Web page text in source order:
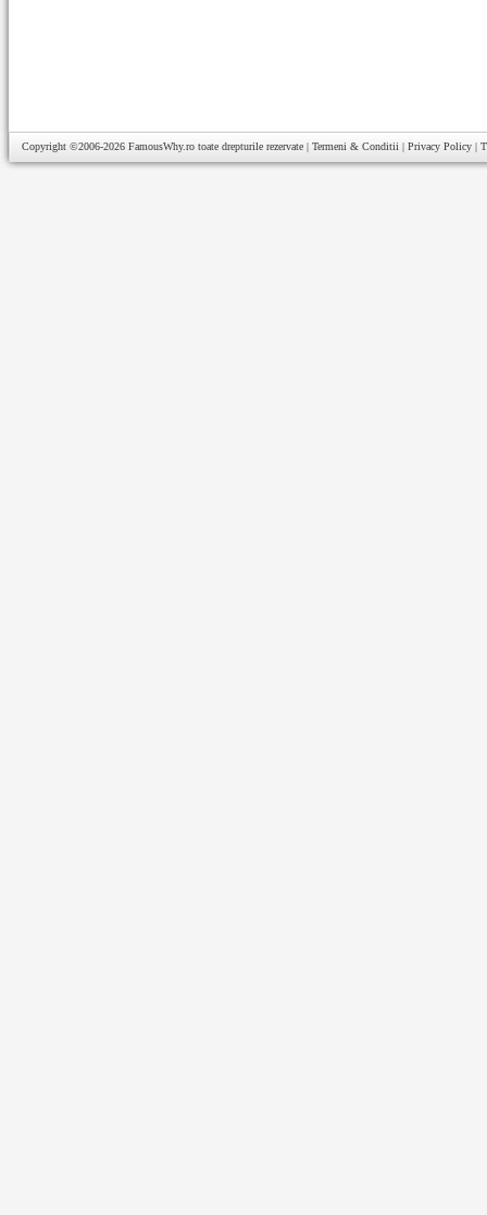
Copyright ©2006-2026 FamousWhy.ro toate drepturile rezervate | Termeni & Conditii | Privacy Policy |